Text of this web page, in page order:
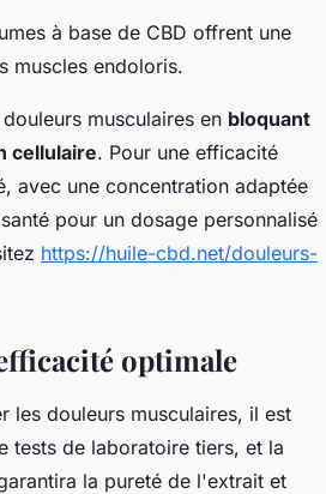
à base de CBD offrent une
muscles endoloris.
musculaires en bloquant
cellulaire. Pour une efficacité
avec une concentration adaptée
pour un dosage personnalisé
https://huile-cbd.net/douleurs-
optimale
les douleurs musculaires, il est
tests de laboratoire tiers, et la
la pureté de l'extrait et